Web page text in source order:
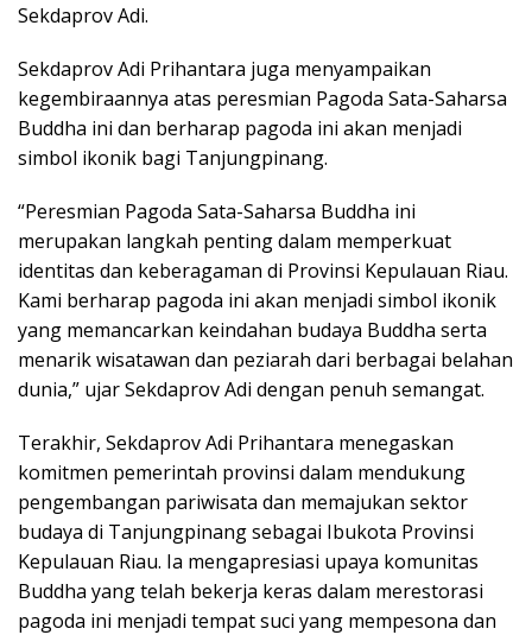
Sekdaprov Adi.
Sekdaprov Adi Prihantara juga menyampaikan
kegembiraannya atas peresmian Pagoda Sata-Saharsa
Buddha ini dan berharap pagoda ini akan menjadi
simbol ikonik bagi Tanjungpinang.
“Peresmian Pagoda Sata-Saharsa Buddha ini
merupakan langkah penting dalam memperkuat
identitas dan keberagaman di Provinsi Kepulauan Riau.
Kami berharap pagoda ini akan menjadi simbol ikonik
yang memancarkan keindahan budaya Buddha serta
menarik wisatawan dan peziarah dari berbagai belahan
dunia,” ujar Sekdaprov Adi dengan penuh semangat.
Terakhir, Sekdaprov Adi Prihantara menegaskan
komitmen pemerintah provinsi dalam mendukung
pengembangan pariwisata dan memajukan sektor
budaya di Tanjungpinang sebagai Ibukota Provinsi
Kepulauan Riau. Ia mengapresiasi upaya komunitas
Buddha yang telah bekerja keras dalam merestorasi
pagoda ini menjadi tempat suci yang mempesona dan